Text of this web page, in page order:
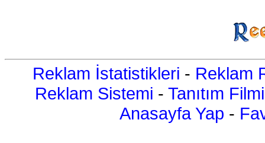
Reklam İstatistikleri - Reklam
Reklam Sistemi - Tanıtım Filmi
Anasayfa Yap -